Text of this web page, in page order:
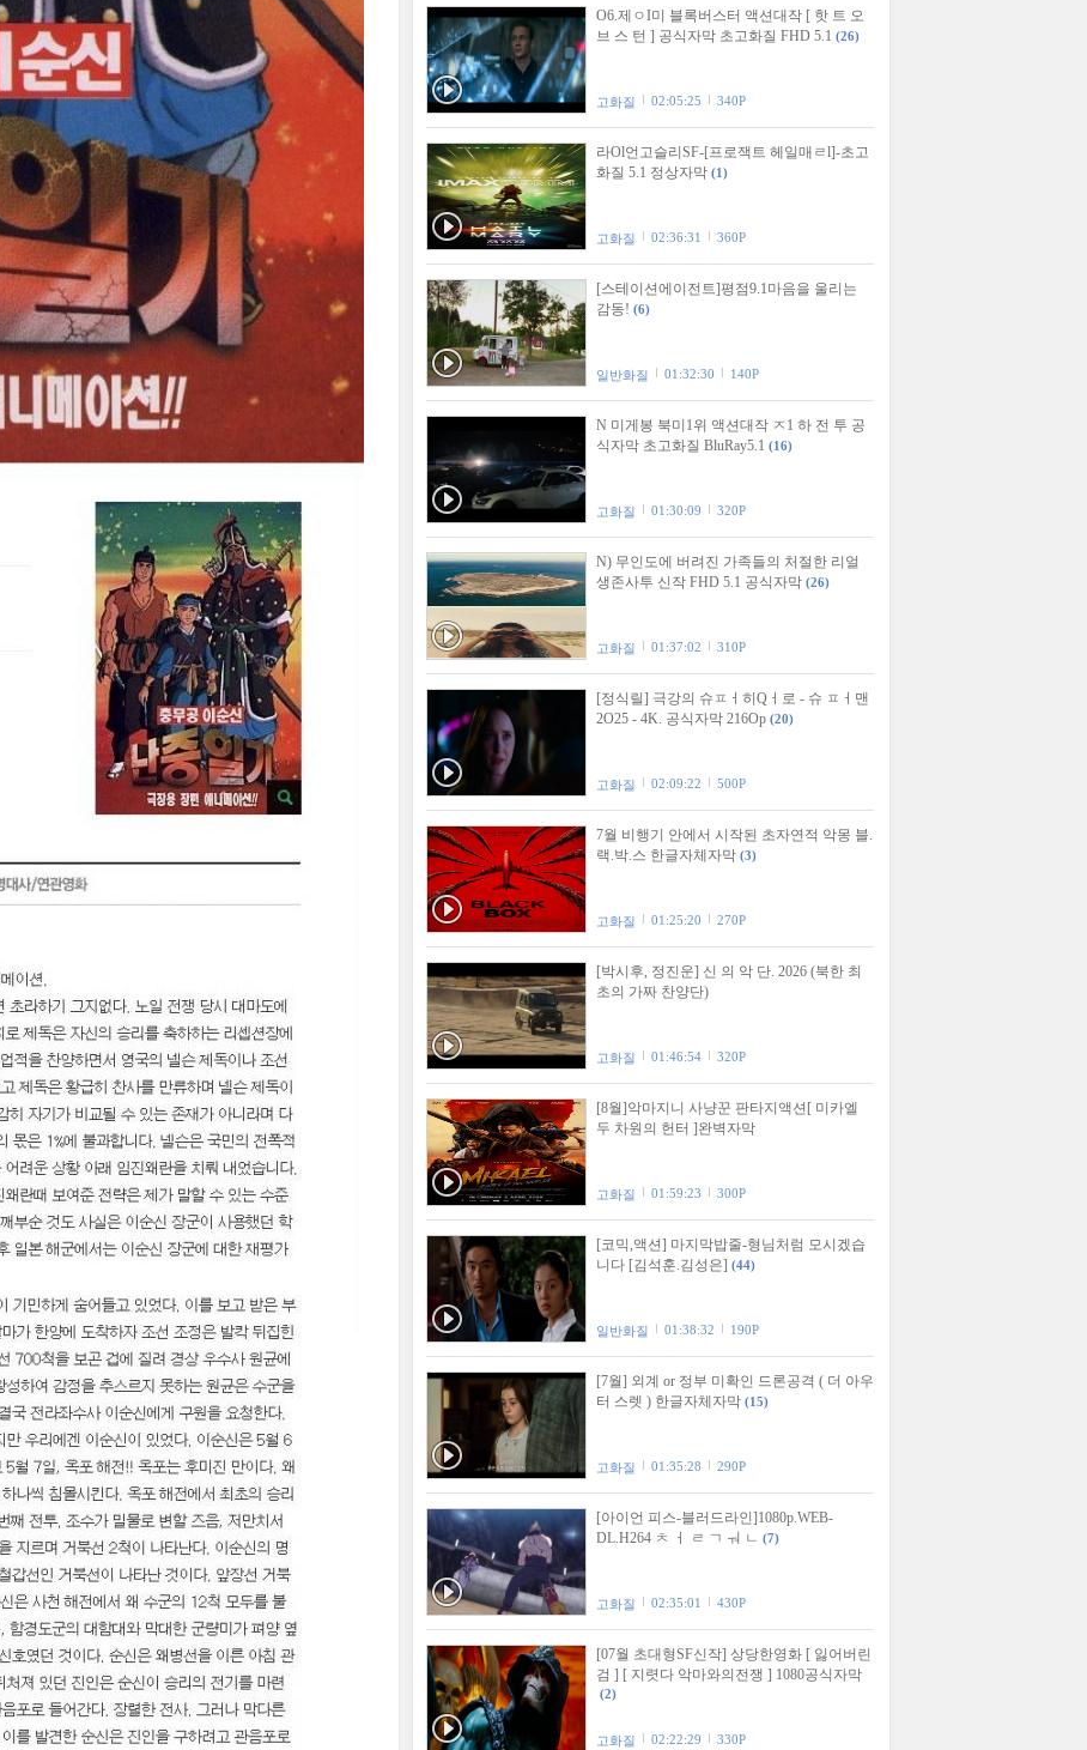
O6.제ㅇI미 블록버스터 액션대작 [ 핫 트 오
브 스 턴 ] 공식자막 초고화질 FHD 5.1 (26)
고화질 02:05:25 340P
라Ol언고슬리SF-[프로잭트 헤일매ㄹl]-초고
화질 5.1 정상자막 (1)
고화질 02:36:31 360P
[스테이션에이전트]평점9.1마음을 울리는
감동! (6)
일반화질 01:32:30 140P
N 미게봉 북미1위 액션대작 ㅈ1 하 전 투 공
식자막 초고화질 BluRay5.1 (16)
고화질 01:30:09 320P
N) 무인도에 버려진 가족들의 처절한 리얼
생존사투 신작 FHD 5.1 공식자막 (26)
고화질 01:37:02 310P
[정식릴] 극강의 슈ㅍㅓ히Qㅓ로 - 슈 ㅍㅓ맨
2O25 - 4K. 공식자막 216Op (20)
고화질 02:09:22 500P
7월 비행기 안에서 시작된 초자연적 악몽 블.
랙.박.스 한글자체자막 (3)
고화질 01:25:20 270P
[박시후, 정진운] 신 의 악 단. 2026 (북한 최
초의 가짜 찬양단)
고화질 01:46:54 320P
[8월]악마지니 사냥꾼 판타지액션[ 미카엘
두 차원의 헌터 ]완벽자막
고화질 01:59:23 300P
[코믹,액션] 마지막밥줄-형님처럼 모시겠습
니다 [김석훈.김성은] (44)
일반화질 01:38:32 190P
[7월] 외계 or 정부 미확인 드론공격 ( 더 아우
터 스렛 ) 한글자체자막 (15)
고화질 01:35:28 290P
[아이언 피스-블러드라인]1080p.WEB-
DL.H264 ㅊ ㅓ ㄹ ㄱ ㅝ ㄴ (7)
고화질 02:35:01 430P
[07월 초대형SF신작] 상당한영화 [ 잃어버린
검 ] [ 지렷다 악마와의전쟁 ] 1080공식자막
(2)
고화질 02:22:29 330P